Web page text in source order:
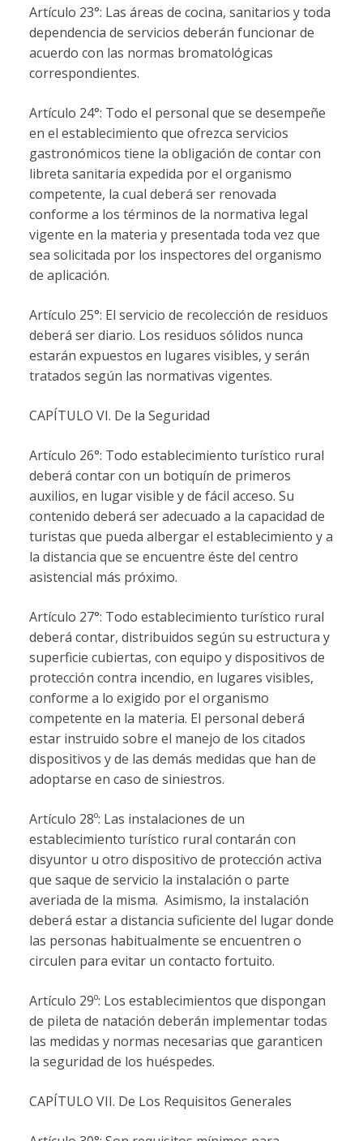
Artículo 23°: Las áreas de cocina, sanitarios y toda
dependencia de servicios deberán funcionar de
acuerdo con las normas bromatológicas
correspondientes.
Artículo 24°: Todo el personal que se desempeñe
en el establecimiento que ofrezca servicios
gastronómicos tiene la obligación de contar con
libreta sanitaria expedida por el organismo
competente, la cual deberá ser renovada
conforme a los términos de la normativa legal
vigente en la materia y presentada toda vez que
sea solicitada por los inspectores del organismo
de aplicación.
Artículo 25°: El servicio de recolección de residuos
deberá ser diario. Los residuos sólidos nunca
estarán expuestos en lugares visibles, y serán
tratados según las normativas vigentes.
CAPÍTULO VI. De la Seguridad
Artículo 26°: Todo establecimiento turístico rural
deberá contar con un botiquín de primeros
auxilios, en lugar visible y de fácil acceso. Su
contenido deberá ser adecuado a la capacidad de
turistas que pueda albergar el establecimiento y a
la distancia que se encuentre éste del centro
asistencial más próximo.
Artículo 27°: Todo establecimiento turístico rural
deberá contar, distribuidos según su estructura y
superficie cubiertas, con equipo y dispositivos de
protección contra incendio, en lugares visibles,
conforme a lo exigido por el organismo
competente en la materia. El personal deberá
estar instruido sobre el manejo de los citados
dispositivos y de las demás medidas que han de
adoptarse en caso de siniestros.
Artículo 28º: Las instalaciones de un
establecimiento turístico rural contarán con
disyuntor u otro dispositivo de protección activa
que saque de servicio la instalación o parte
averiada de la misma. Asimismo, la instalación
deberá estar a distancia suficiente del lugar donde
las personas habitualmente se encuentren o
circulen para evitar un contacto fortuito.
Artículo 29º: Los establecimientos que dispongan
de pileta de natación deberán implementar todas
las medidas y normas necesarias que garanticen
la seguridad de los huéspedes.
CAPÍTULO VII. De Los Requisitos Generales